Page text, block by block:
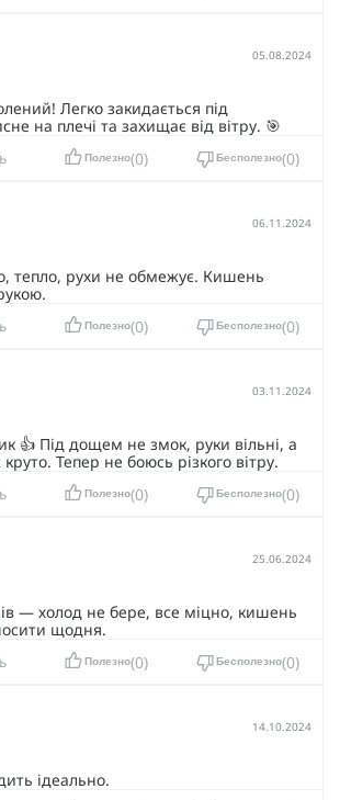
05.08.2024
Легко закидається під
на плечі та захищає від вітру. 🎯
Полезно 0 Бесполезно 0
06.11.2024
тепло, рухи не обмежує. Кишень
Полезно 0 Бесполезно 0
03.11.2024
👍 Під дощем не змок, руки вільні, а
Тепер не боюсь різкого вітру.
Полезно 0 Бесполезно 0
25.06.2024
— холод не бере, все міцно, кишень
щодня.
Полезно 0 Бесполезно 0
14.10.2024
ідеально.